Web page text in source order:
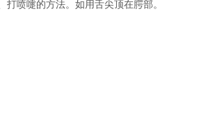
喷嚏的方法。如用舌尖顶在腭部。